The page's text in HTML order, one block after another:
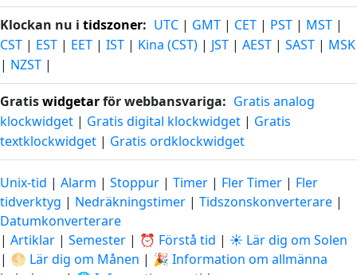
Klockan nu i tidszoner: UTC | GMT | CET | PST | MST |
CST | EST | EET | IST | Kina (CST) | JST | AEST | SAST | MSK
| NZST |
Gratiswidgetarför webbansvariga: Gratis analog
klockwidget | Gratis digital klockwidget | Gratis
textklockwidget | Gratis ordklockwidget
Unix-tid | Alarm | Stoppur | Timer | Fler Timer | Fler
tidverktyg | Nedräkningstimer | Tidszonskonverterare |
Datumkonverterare
| Artiklar | Semester | ⏰ Förstå tid | ☀️ Lär dig om Solen
| 🌕 Lär dig om Månen | 🎉 Information om allmänna